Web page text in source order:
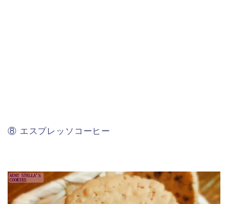
⑧ エスプレッソコーヒー